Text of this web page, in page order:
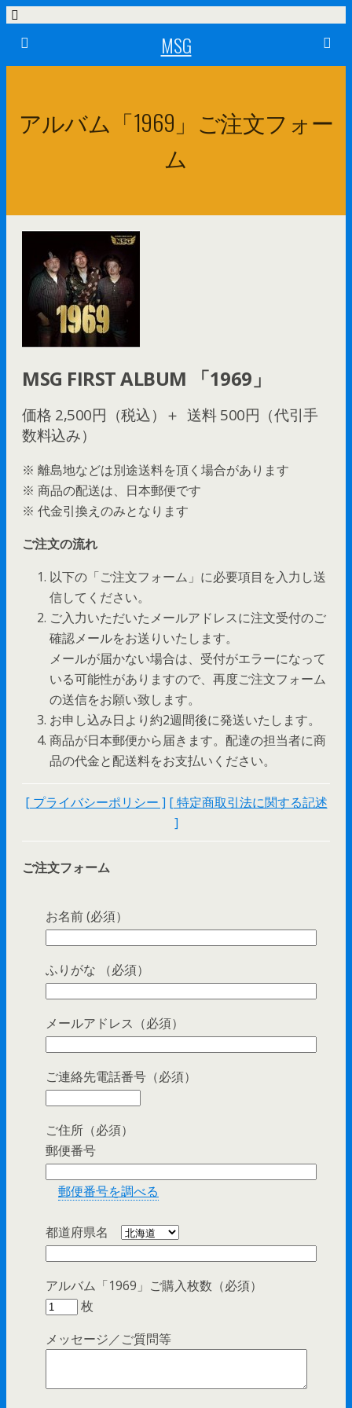
MSG
アルバム「1969」ご注文フォー
ム
MSG FIRST ALBUM 「1969」
価格 2,500円（税込）＋ 送料 500円（代引手
数料込み）
※ 離島地などは別途送料を頂く場合があります
※ 商品の配送は、日本郵便です
※ 代金引換えのみとなります
ご注文の流れ
以下の「ご注文フォーム」に必要項目を入力し送
信してください。
ご入力いただいたメールアドレスに注文受付のご
確認メールをお送りいたします。
メールが届かない場合は、受付がエラーになって
いる可能性がありますので、再度ご注文フォーム
の送信をお願い致します。
お申し込み日より約2週間後に発送いたします。
商品が日本郵便から届きます。配達の担当者に商
品の代金と配送料をお支払いください。
[ プライバシーポリシー ] [ 特定商取引法に関する記述
]
ご注文フォーム
お名前 (必須）
ふりがな （必須）
メールアドレス（必須）
ご連絡先電話番号（必須）
ご住所（必須）
郵便番号
郵便番号を調べる
都道府県名
アルバム「1969」ご購入枚数（必須）
枚
メッセージ／ご質問等